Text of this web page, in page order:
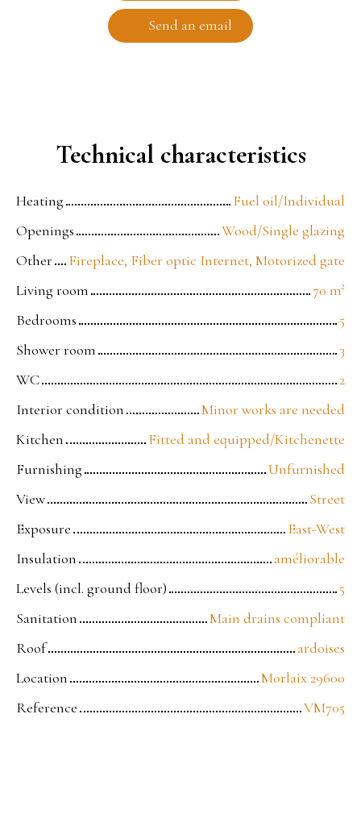
Send an email
Technical characteristics
Heating
Fuel oil/Individual
Openings
Wood/Single glazing
Other
Fireplace, Fiber optic Internet, Motorized gate
Living room
70 m²
Bedrooms
5
Shower room
3
WC
2
Interior condition
Minor works are needed
Kitchen
Fitted and equipped/Kitchenette
Furnishing
Unfurnished
View
Street
Exposure
East-West
Insulation
améliorable
Levels (incl. ground floor)
5
Sanitation
Main drains compliant
Roof
ardoises
Location
Morlaix 29600
Reference
VM705